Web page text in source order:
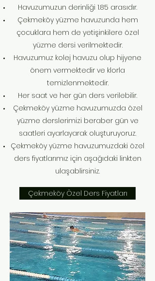
Havuzumuzun derinliği 1.85 arasıdır.
Çekmeköy yüzme havuzunda hem
çocuklara hem de yetişinkilere özel
yüzme dersi verilmektedir.
Havuzumuz kolej havuzu olup hijyene
önem vermektedir ve klorla
temizlenmektedir.
Her saat ve her gün ders verilebilir.
Çekmeköy yüzme havuzumuzda özel
yüzme derslerimizi beraber gün ve
saatleri ayarlayarak oluşturuyoruz.
Çekmeköy yüzme havuzumuzdaki özel
ders fiyatlarımız için aşağıdaki linkten
ulaşablirsiniz.
Çekmeköy Özel Ders Fiyatları